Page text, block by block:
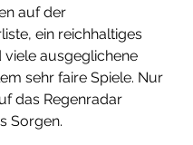
auf der
ein reichhaltiges
viele ausgeglichene
sehr faire Spiele. Nur
das Regenradar
Sorgen.